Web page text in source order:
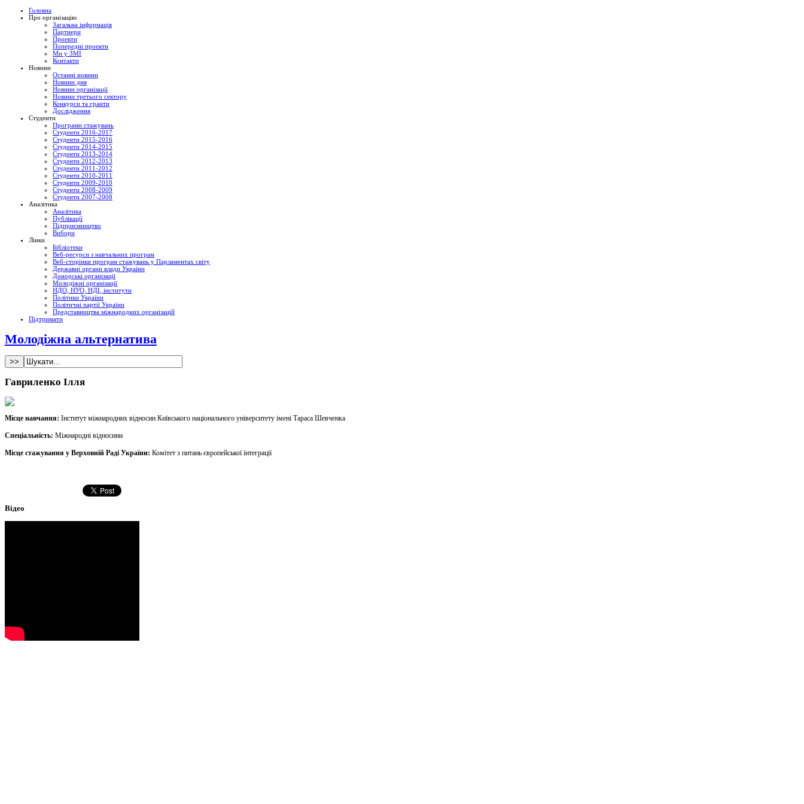
Головна
Про організацію
Загальна інформація
Партнери
Проекти
Попередні проекти
Ми у ЗМІ
Контакти
Новини
Останні новини
Новини дня
Новини організації
Новини третього сектору
Конкурси та гранти
Дослідження
Студенти
Програми стажувань
Студенти 2016-2017
Студенти 2015-2016
Студенти 2014-2015
Студенти 2013-2014
Студенти 2012-2013
Студенти 2011-2012
Студенти 2010-2011
Студенти 2009-2010
Студенти 2008-2009
Студенти 2007-2008
Аналітика
Аналітика
Публікації
Підприємництво
Вибори
Лінки
Бібліотеки
Веб-ресурси з навчальних програм
Веб-сторінки програм стажувань у Парламентах світу
Державні органи влади України
Донорські організації
Молодіжні організації
НДО, НУО, НДІ, інститути
Політики України
Політичні партії України
Представництва міжнародних організацій
Підтримати
Молодіжна альтернатива
Гавриленко Ілля
Мiсце навчання: Інститут міжнародних відносин Київського національного університету імені Тараса Шевченка
Спеціальність: Міжнародні відносини
Мiсце стажування у Верховнiй Радi України: Комітет з питань європейської інтеграції
Відео